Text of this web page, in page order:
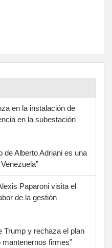
en la instalación de
en la subestación
de Alberto Adriani es una
Paparoni visita el
de la gestión
Trump y rechaza el plan
firmes”